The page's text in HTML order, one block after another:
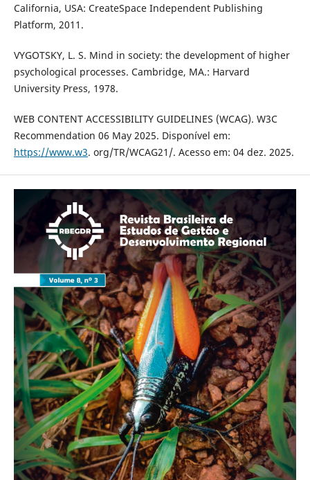
California, USA: CreateSpace Independent Publishing
Platform, 2011.
VYGOTSKY, L. S. Mind in society: the development of higher
psychological processes. Cambridge, MA.: Harvard
University Press, 1978.
WEB CONTENT ACCESSIBILITY GUIDELINES (WCAG). W3C
Recommendation 06 May 2025. Disponível em:
https://www.w3. org/TR/WCAG21/. Acesso em: 04 dez. 2025.